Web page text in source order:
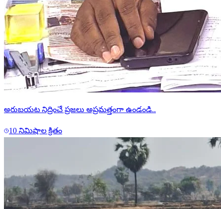
అరుబయట నిద్రించే ప్రజలు అప్రమత్తంగా ఉండండి..
10 నిమిషాల క్రితం